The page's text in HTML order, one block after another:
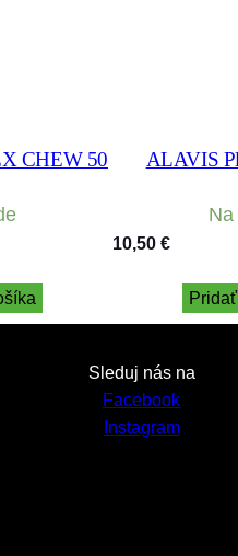
CHEW 50
ALAVIS
10,50 €
Sleduj nás na
Facebook
Instagram